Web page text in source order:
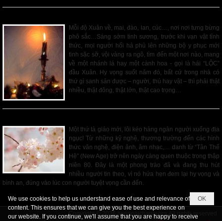
Mỗi độ Xuân về, mai, đào, lan, cúc…, nơi nơi tưng bừng
phô sắc…Sáng sớm tinh sương, trước khi vạn vật tỉnh
thức, mọi người hối hả phủ lên những bộ y phục mới
tinh sặc sỡ, vội vàng ra ngõ, tìm đến một nơi nào, mang
về một nhánh lá hay một cành hoa - gọi là hái “LỘC”
đầu Xuân. Hy vọng suốt năm đó, bất cứ trong nhà có
thứ gì sanh sản được – người, thú hay vật – thì phải thật
nhiều, thật đông, thật lớn, thật cao trọng…
Một thứ tà giáo mới, lôi kéo hàng ngàn người xuống địa
ngục! Từ những kỹ nghệ, thương trường đến các hình
thức văn nghệ, điện ảnh, âm nhạc,… danh từ “Tân Thế
Hệ” (New Age) trở nên ngày càng quen thuộc trong thập
niên 80. Đây là một phong trào đã và đang thu hút
nhiều người tin theo, vì nó hứa hẹn đem lại hy vọng và
bình an, đúng vào lúc con người tuyệt vọng cần đến.
Read More
Copyright © 2026tiengnoichanly.orgAll rights reserved
OK
We use cookies to help us understand ease of use and relevance of
content. This ensures that we can give you the best experience on
our website. If you continue, we'll assume that you are happy to receive